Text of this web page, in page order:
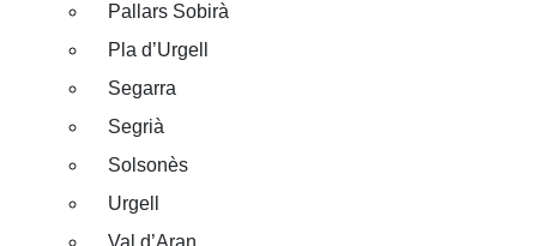
Pallars Sobirà
Pla d’Urgell
Segarra
Segrià
Solsonès
Urgell